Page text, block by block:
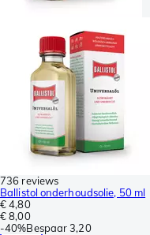
736 reviews
Ballistol onderhoudsolie, 50 ml
€ 4,80
€ 8,00
-40%Bespaar 3,20